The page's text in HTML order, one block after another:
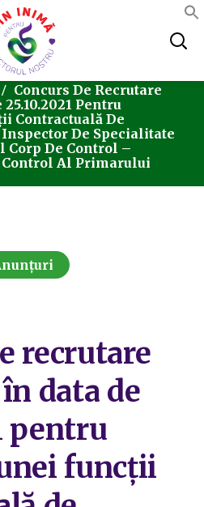
Concurs De Recrutare
Pentru
Contractuală De
De Specialitate
Corp De Control –
Al Primarului
recrutare
data de
pentru
funcții